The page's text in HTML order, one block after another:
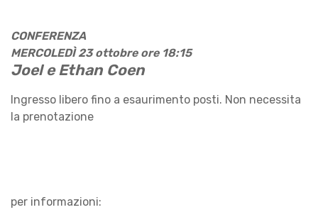
CONFERENZA
MERCOLEDÌ 23 ottobre ore 18:15
Joel e Ethan Coen
Ingresso libero fino a esaurimento posti. Non necessita
la prenotazione
per informazioni: